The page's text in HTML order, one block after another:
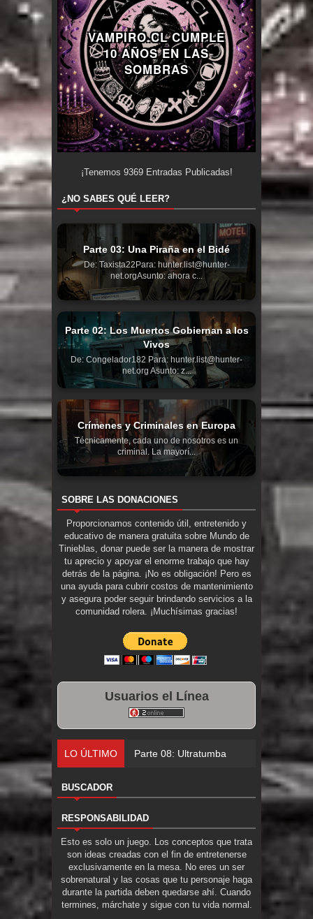
VAMPIRO.CL CUMPLE
10 AÑOS EN LAS
SOMBRAS
¡Tenemos 9369Entradas Publicadas!
¿NO SABES QUÉ LEER?
Parte 03: Una Piraña en el Bidé
De: Taxista22Para: hunter.list@hunter-
net.orgAsunto: ahora c...
Parte 02: Los Muertos Gobiernan a los
Vivos
De: Congelador182 Para: hunter.list@hunter-
net.org Asunto: z...
Crímenes y Criminales en Europa
Técnicamente, cada uno de nosotros es un
criminal. La mayorí...
SOBRE LAS DONACIONES
Proporcionamos contenido útil, entretenido y
educativo de manera gratuita sobre Mundo de
Tinieblas, donar puede ser la manera de mostrar
tu aprecio y apoyar el enorme trabajo que hay
detrás de la página. ¡No es obligación! Pero es
una ayuda para cubrir costos de mantenimiento
y asegura poder seguir brindando servicios a la
comunidad rolera. ¡Muchísimas gracias!
Usuarios el Línea
LO ÚLTIMO Parte 08: Ultratumba
BUSCADOR
RESPONSABILIDAD
Esto es solo un juego. Los conceptos que trata
son ideas creadas con el fin de entretenerse
exclusivamente en la mesa. No eres un ser
sobrenatural y las cosas que tu personaje haga
durante la partida deben quedarse ahí. Cuando
termines, márchate y sigue con tu vida normal.